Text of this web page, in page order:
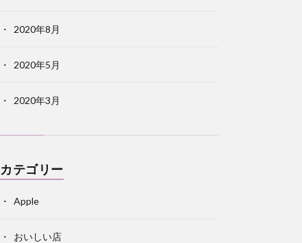
2020年8月
2020年5月
2020年3月
カテゴリー
Apple
おいしい店